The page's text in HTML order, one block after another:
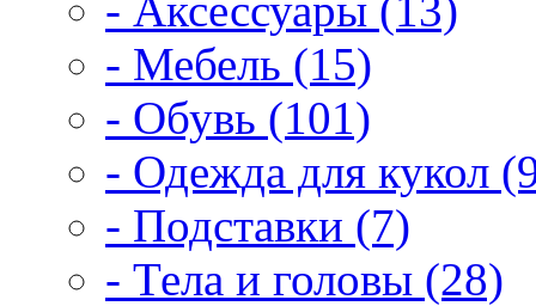
- Мебель (15)
- Обувь (101)
- Одежда для кукол
- Подставки (7)
- Тела и головы (28)